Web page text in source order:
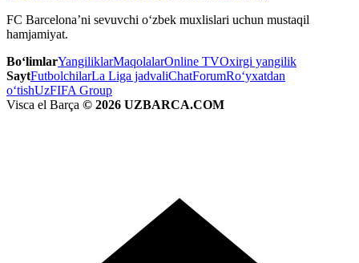
FC Barcelona’ni sevuvchi o‘zbek muxlislari uchun mustaqil
hamjamiyat.
Bo‘limlarYangiliklarMaqolalarOnline TVOxirgi yangilik
SaytFutbolchilarLa Liga jadvaliChatForumRo‘yxatdan
o‘tishUzFIFA Group
Visca el Barça © 2026 UZBARCA.COM